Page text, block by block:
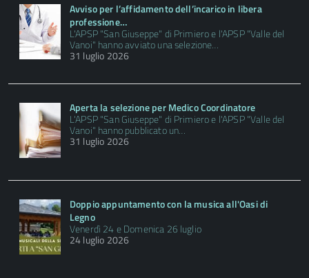
Avviso per l’affidamento dell’incarico in libera
professione…
L'APSP "San Giuseppe" di Primiero e l'APSP "Valle del
Vanoi" hanno avviato una selezione…
31 luglio 2026
Aperta la selezione per Medico Coordinatore
L'APSP "San Giuseppe" di Primiero e l'APSP "Valle del
Vanoi" hanno pubblicato un…
31 luglio 2026
Doppio appuntamento con la musica all'Oasi di
Legno
Venerdì 24 e Domenica 26 luglio
24 luglio 2026